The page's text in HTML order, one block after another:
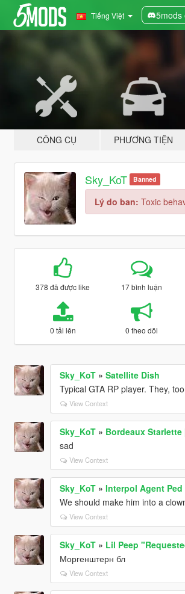
Tiếng Việt 5mods
CÔNG CỤ PHƯƠNG TIỆN
Sky_KoT Banned
Lý do ban: Toxic
378 đã được like 17 bình luận
0 tải lên 0 theo dõi
Sky_KoT» Satellite Dish
Typical GTA RP player. They,
View Context
Sky_KoT» Bordeaux
sad
View Context
Sky_KoT» Interpol Agent
We should make him into a
View Context
Sky_KoT» Lil Peep
Моргенштерн бл
View Context